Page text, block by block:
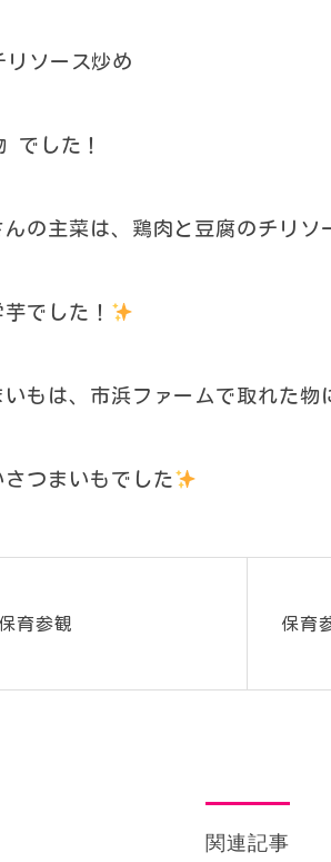
リソース炒め
でした！
の主菜は、鶏肉と豆腐のチリソ
でした！
もは、市浜ファームで取れた物
つまいもでした
育参観 保育
関連記事